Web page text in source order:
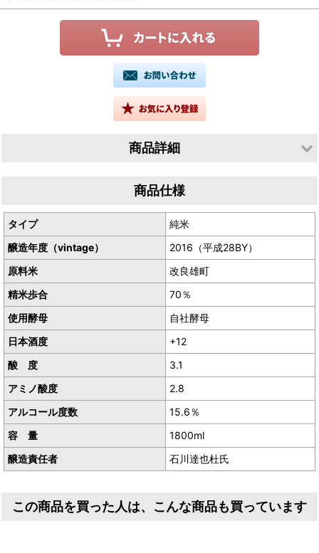
商品詳細
商品仕様
タイプ
純米
醸造年度（vintage）
2016（平成28BY）
原料米
改良雄町
精米歩合
70％
使用酵母
自社酵母
日本酒度
+12
酸 度
3.1
アミノ酸度
2.8
アルコール度数
15.6％
容 量
1800ml
醸造責任者
石川達也杜氏
この商品を買った人は、こんな商品も買っています